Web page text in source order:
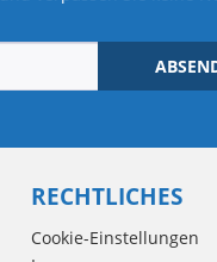
RECHTLICHES
Cookie-Einstellungen